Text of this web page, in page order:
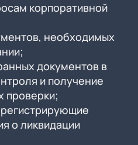
корпоративной
необходимых
документов в
и получение
проверки;
о ликвидации